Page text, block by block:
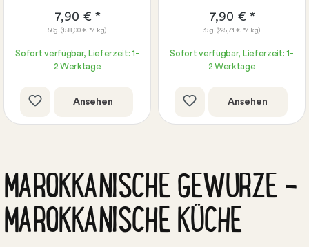
7,90 € *
50g (158,00 € */ kg)
Sofort verfügbar, Lieferzeit: 1-
2 Werktage
Ansehen
7,90 € *
35g (225,71 € */ kg)
Sofort verfügbar, Lieferzeit: 1-
2 Werktage
Ansehen
MAROKKANISCHE GEWÜRZE -
MAROKKANISCHE KÜCHE